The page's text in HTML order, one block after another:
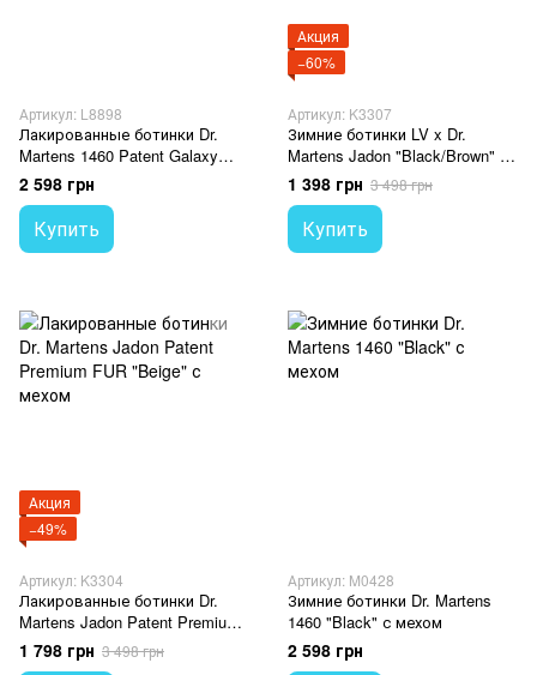
Артикул: L8898
Лакированные ботинки Dr.
Martens 1460 Patent Galaxy
Black без меха
2 598 грн
Купить
Акция
−60%
Артикул: K3307
Зимние ботинки LV x Dr.
Martens Jadon "Black/Brown" на
меху с замком 36 РАЗМЕР !
1 398 грн 3 498 грн
Купить
Акция
−49%
Артикул: K3304
Лакированные ботинки Dr.
Martens Jadon Patent Premium
FUR "Beige" с мехом
1 798 грн 3 498 грн
Артикул: M0428
Зимние ботинки Dr. Martens
1460 "Black" с мехом
2 598 грн